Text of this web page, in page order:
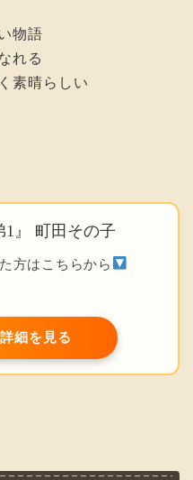
物語
れる
素晴らしい
1』 町田その子
方はこちらから
細を見る